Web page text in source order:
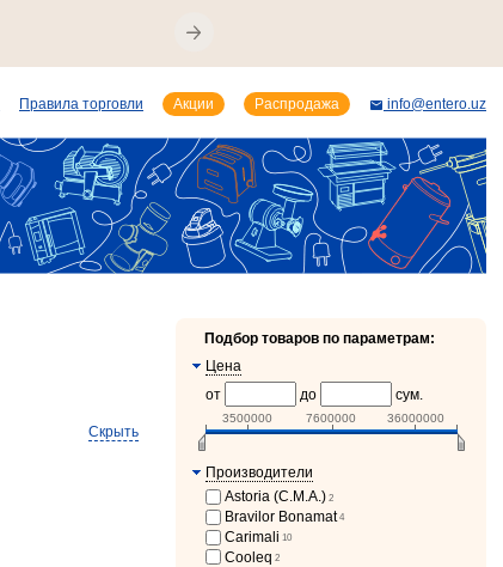
Скрыть
Подбор товаров по параметрам:
Цена
от
до сум.
3500000 7600000 36000000
Производители
Astoria (C.M.A.) 2
Bravilor Bonamat 4
Carimali 10
Cooleq 2
Правила торговли Акции Распродажа info@entero.uz